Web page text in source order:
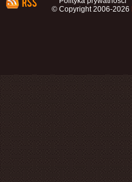
© Copyright 2006-2026